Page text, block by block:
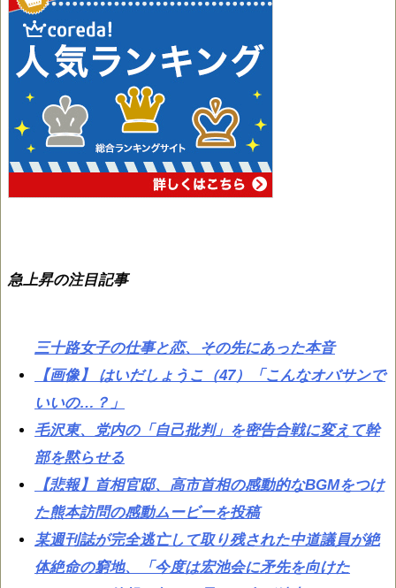
急上昇の注目記事
三十路女子の仕事と恋、その先にあった本音
【画像】 はいだしょうこ（47）「こんなオバサンで
いいの…？」
毛沢東、党内の「自己批判」を密告合戦に変えて幹
部を黙らせる
【悲報】首相官邸、高市首相の感動的なBGMをつけ
た熊本訪問の感動ムービーを投稿
某週刊誌が完全逃亡して取り残された中道議員が絶
体絶命の窮地、「今度は宏池会に矛先を向けた